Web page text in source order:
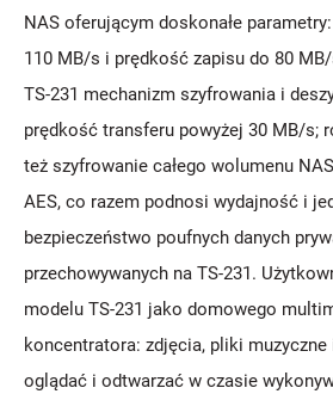
NAS oferującym doskonałe
110 MB/s i prędkość zapisu do 80
TS-231 mechanizm szyfrowania i
prędkość transferu powyżej 30 MB/s;
też szyfrowanie całego wolumenu
AES, co razem podnosi wydajność i
bezpieczeństwo poufnych danych
przechowywanych na TS-231.
modelu TS-231 jako domowego
koncentratora: zdjęcia, pliki
oglądać i odtwarzać w czasie